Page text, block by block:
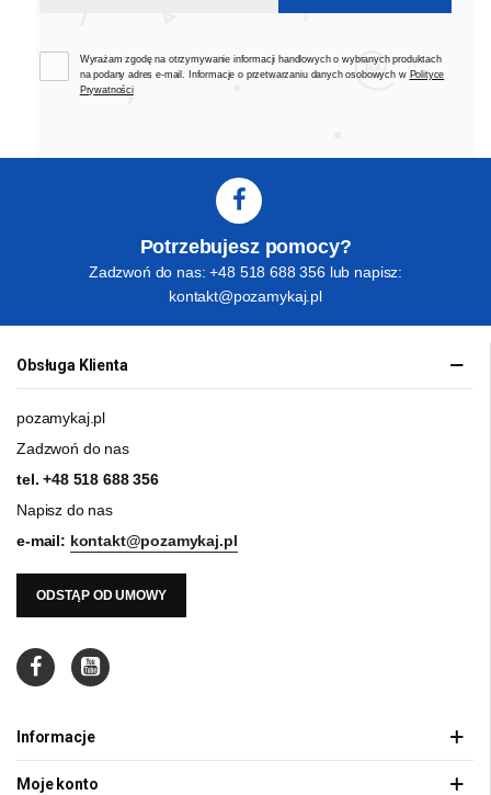
Wyrażam zgodę na otrzymywanie informacji handlowych o wybranych produktach
na podany adres e-mail. Informacje o przetwarzaniu danych osobowych w Polityce
Prywatności
Potrzebujesz pomocy?
Zadzwoń do nas: +48 518 688 356 lub napisz:
kontakt@pozamykaj.pl
Obsługa Klienta
pozamykaj.pl
Zadzwoń do nas
tel.+48 518 688 356
Napisz do nas
e-mail: kontakt@pozamykaj.pl
ODSTĄP OD UMOWY
Informacje
Moje konto